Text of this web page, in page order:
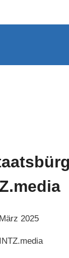
2025